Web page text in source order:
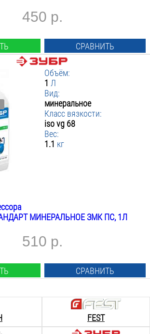
450 р.
СРАВНИТЬ
Объём:
1 Л
Вид:
минеральное
Класс вязкости:
iso vg 68
Вес:
1.1 кг
МИНЕРАЛЬНОЕ ЗМК ПС, 1Л
510 р.
СРАВНИТЬ
FEST